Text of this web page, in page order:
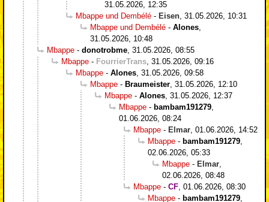
31.05.2026, 12:35
Mbappe und Dembélé - Eisen 31.05.2026, 10:31
Mbappe und Dembélé - Alones
31.05.2026, 10:48
Mbappe - donotrobme 31.05.2026, 08:55
Mbappe - FourrierTrans 31.05.2026, 09:16
Mbappe - Alones 31.05.2026, 09:58
Mbappe - Braumeister 31.05.2026, 12:10
Mbappe - Alones 31.05.2026, 12:37
Mbappe - bambam191279
01.06.2026, 08:24
Mbappe - Elmar 01.06.2026, 14:52
Mbappe - bambam191279
02.06.2026, 05:33
Mbappe - Elmar
02.06.2026, 08:48
Mbappe - CF 01.06.2026, 08:30
Mbappe - bambam191279